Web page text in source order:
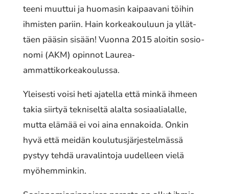
tee­ni muuttui ja huoma­sin kaipaa­va­ni töihin
ihmis­ten pariin. Hain korkea­kou­luun ja yllät­
täen pääsin sisään! Vuonna 2015 aloitin sosio­
no­mi (AKM) opinnot Laurea‐
ammattikorkeakoulussa.
Yleisesti voisi heti ajatel­la että minkä ihmeen
takia siirtyä tekni­sel­tä alalta sosi­aa­lia­lal­le,
mutta elämää ei voi aina enna­koi­da. Onkin
hyvä että meidän koulu­tus­jär­jes­tel­mäs­sä
pystyy tehdä urava­lin­to­ja uudel­leen vielä
myöhem­min­kin.